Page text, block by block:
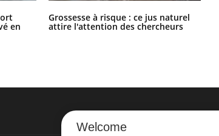
en
Grossesse à risque : ce jus naturel
attire l'attention des chercheurs
NEWSLETTER
Welcome